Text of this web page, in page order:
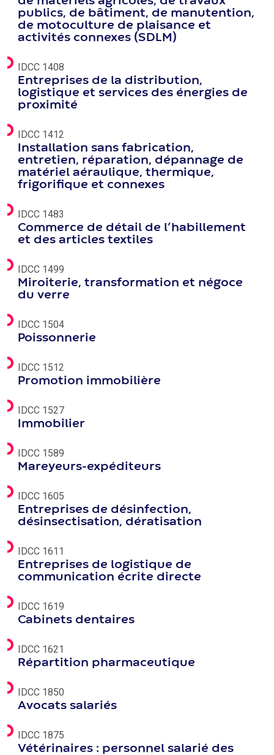
publics, de bâtiment, de manutention,
de motoculture de plaisance et
activités connexes (SDLM)
IDCC 1408
Entreprises de la distribution,
logistique et services des énergies de
proximité
IDCC 1412
Installation sans fabrication,
entretien, réparation, dépannage de
matériel aéraulique, thermique,
frigorifique et connexes
IDCC 1483
Commerce de détail de l’habillement
et des articles textiles
IDCC 1499
Miroiterie, transformation et négoce
du verre
IDCC 1504
Poissonnerie
IDCC 1512
Promotion immobilière
IDCC 1527
Immobilier
IDCC 1589
Mareyeurs-expéditeurs
IDCC 1605
Entreprises de désinfection,
désinsectisation, dératisation
IDCC 1611
Entreprises de logistique de
communication écrite directe
IDCC 1619
Cabinets dentaires
IDCC 1621
Répartition pharmaceutique
IDCC 1850
Avocats salariés
IDCC 1875
Vétérinaires : personnel salarié des